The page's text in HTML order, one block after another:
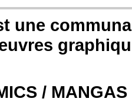
une
/